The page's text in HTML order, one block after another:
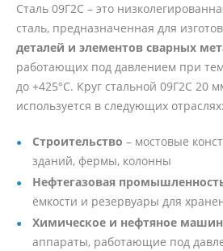
Сталь 09Г2С – это
сталь, предназначенная для
деталей и элементов сварных
работающих под давлением при
до +425°C. Круг стальной 09Г2С 20
используется в следующих отраслях:
Строительство – мостовые
зданий, фермы, колонны
Нефтегазовая
ёмкости и резервуары для
Химическое и нефтяное
аппараты, работающие под